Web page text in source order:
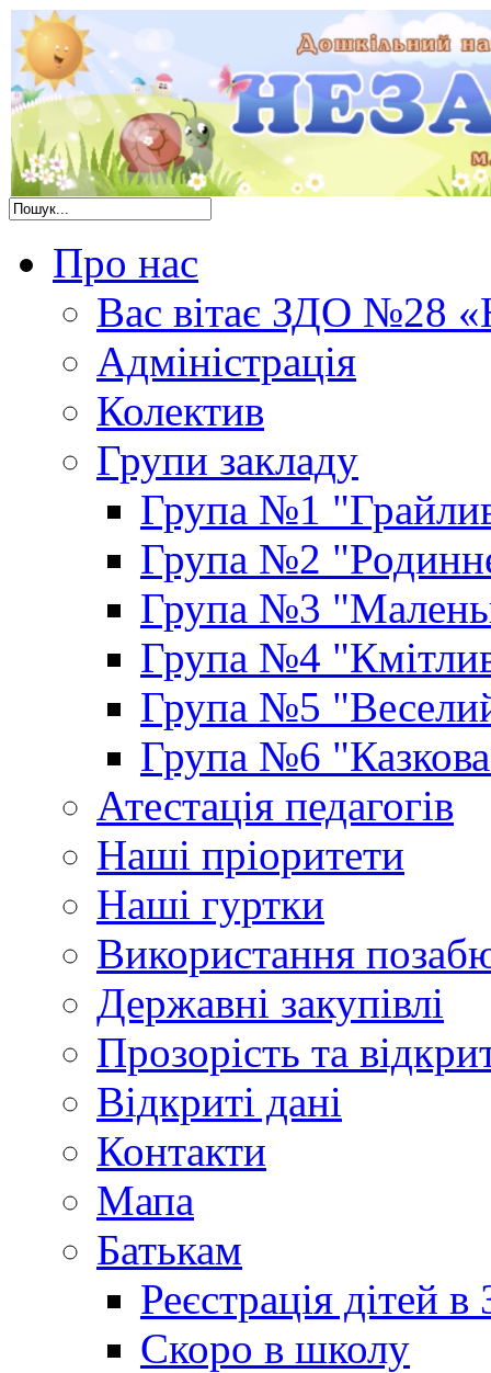
Про нас
Вас вітає ЗДО №28
Адміністрація
Колектив
Групи закладу
Група №1
Група №2
Група №3
Група №4
Група №5
Група №6
Атестація педагогів
Наші пріоритети
Наші гуртки
Використання
Державні закупівлі
Прозорість та
Відкриті дані
Контакти
Мапа
Батькам
Реєстрація дітей
Скоро в школу